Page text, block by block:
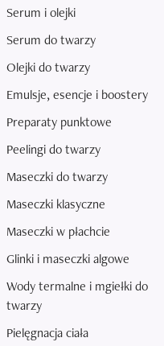
Serum i olejki
Serum do twarzy
Olejki do twarzy
Emulsje, esencje i boostery
Preparaty punktowe
Peelingi do twarzy
Maseczki do twarzy
Maseczki klasyczne
Maseczki w płachcie
Glinki i maseczki algowe
Wody termalne i mgiełki do
twarzy
Pielęgnacja ciała